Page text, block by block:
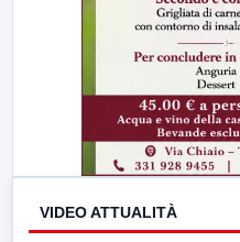
VIDEO ATTUALITÀ